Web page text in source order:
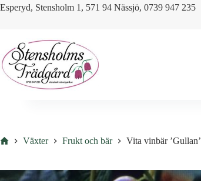
Skip
Esperyd, Stensholm 1, 571 94 Nässjö, 0739 947 235
HemVäxter Frukt och bär Vita vinbär ’Gullan’